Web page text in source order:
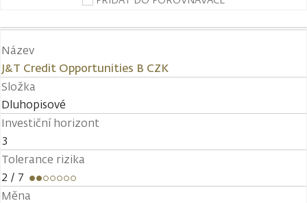
Název
J&T Credit Opportunities B CZK
Složka
Dluhopisové
Investiční horizont
3
Tolerance rizika
2 / 7
Měna